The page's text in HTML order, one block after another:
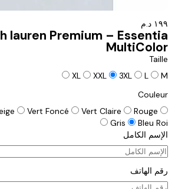
١٩٩ د.م
lauren Premium – Essentia
MultiColor
Taille
XL
XXL 3XL L
M
Couleur
Vert Foncé Vert Claire
Rouge
Gris
Bleu Roi
الإسم الكامل
رقم الهاتف